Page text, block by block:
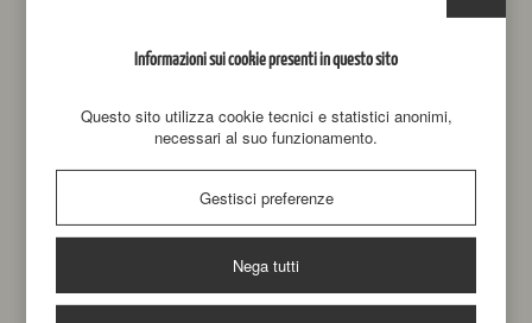
Iniziativa finanziata dal Complemento Regionale per
Informazioni sui cookie presenti in questo sito
Questo sito utilizza cookie tecnici e statistici anonimi,
necessari al suo funzionamento.
Gestisci preferenze
Nega tutti